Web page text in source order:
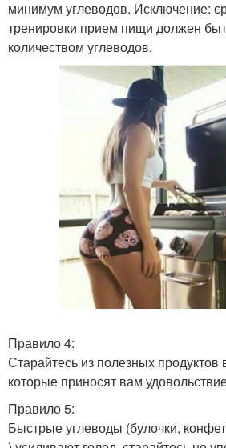
минимум углеводов. Исключение:
тренировки прием пищи должен
количеством углеводов.
Правило 4:
Старайтесь из полезных продуктов
которые приносят вам
Правило 5:
Быстрые углеводы (булочки,